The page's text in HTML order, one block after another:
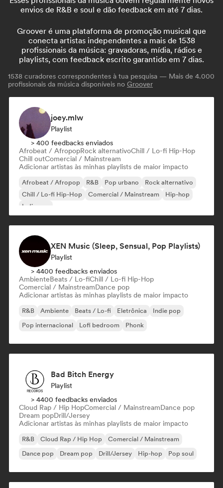
envios de R&B e soul e dão feedback em até 7 dias.
Groover é uma plataforma de promoção musical que
conecta artistas independentes a mais de 1538
profissionais da música: gravadoras, mídia, rádios e
playlists, com feedback escrito garantido em 7 dias.
1538 curadores correspondentes à tua pesquisa — Mais de 4.000
profissionais da música disponíveis no Groover
joey.mlw
Playlist
> 400 feedbacks enviados
Afrobeat / AfropopRock alternativoChill / Lo-fi Hip-Hop
Chill outComercial / Mainstream
Adicionar artistas às minhas playlists de maior impacto
Afrobeat / Afropop R&B Pop urbano
Rock alternativo
Chill / Lo-fi Hip-Hop
Comercial / Mainstream
Hip-hop
Indie pop
XEN Music (Sleep, Sensual, Pop Playlists)
Playlist
> 4400 feedbacks enviados
AmbienteBeats / Lo-fiChill / Lo-fi Hip-Hop
Comercial / MainstreamDance pop
Adicionar artistas às minhas playlists de maior impacto
R&B Ambiente Beats / Lo-fi Eletrônica
Indie pop
Pop internacional
Lofi bedroom Phonk
Bad Bitch Energy
Playlist
> 4400 feedbacks enviados
Cloud Rap / Hip HopComercial / MainstreamDance pop
Dream popDrill/Jersey
Adicionar artistas às minhas playlists de maior impacto
R&B Cloud Rap / Hip Hop
Comercial / Mainstream
Dance pop
Dream pop Drill/Jersey Hip-hop Pop soul